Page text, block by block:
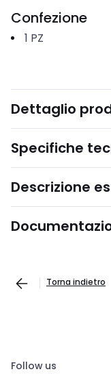
Confezione
1 PZ
Dettaglio
Specifiche
Descrizione
Torna indietro
Follow us